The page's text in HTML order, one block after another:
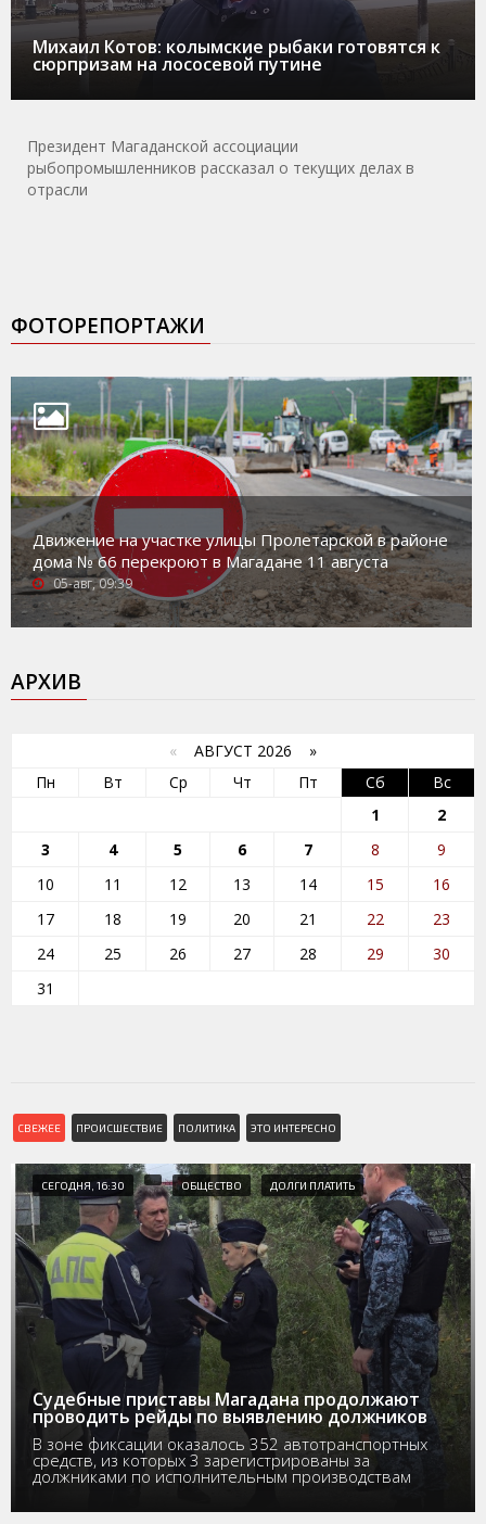
Михаил Котов: колымские рыбаки готовятся к
сюрпризам на лососевой путине
Президент Магаданской ассоциации
рыбопромышленников рассказал о текущих делах в
отрасли
ФОТОРЕПОРТАЖИ
Движение на участке улицы Пролетарской в районе
дома № 66 перекроют в Магадане 11 августа
05-авг, 09:39
АРХИВ
« АВГУСТ 2026 »
Пн
Вт Ср Чт Пт Сб
Вс
1
2
3
4 5 6 7 8
9
10
11 12 13 14 15
16
17
18 19 20 21 22
23
24
25 26 27 28 29
30
31
СВЕЖЕЕ ПРОИСШЕСТВИЕ ПОЛИТИКА ЭТО ИНТЕРЕСНО
СЕГОДНЯ, 16:30 ОБЩЕСТВО ДОЛГИ ПЛАТИТЬ
Судебные приставы Магадана продолжают
проводить рейды по выявлению должников
В зоне фиксации оказалось 352 автотранспортных
средств, из которых 3 зарегистрированы за
должниками по исполнительным производствам